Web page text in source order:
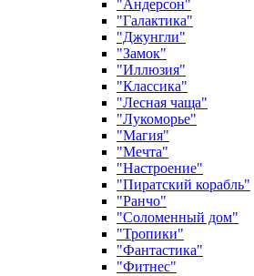
"Андерсон"
"Галактика"
"Джунгли"
"Замок"
"Иллюзия"
"Классика"
"Лесная чаща"
"Лукоморье"
"Магия"
"Мечта"
"Настроение"
"Пиратский корабль"
"Ранчо"
"Соломенный дом"
"Тропики"
"Фантастика"
"Фитнес"